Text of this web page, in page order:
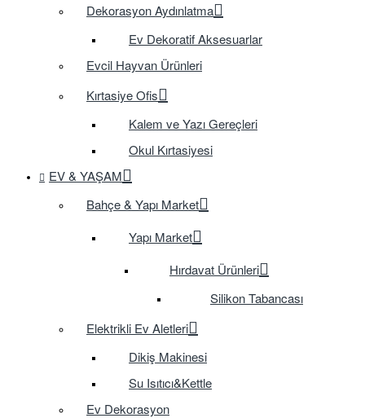
Dekorasyon Aydınlatma
Ev Dekoratif Aksesuarlar
Evcil Hayvan Ürünleri
Kırtasiye Ofis
Kalem ve Yazı Gereçleri
Okul Kırtasiyesi
EV & YAŞAM
Bahçe & Yapı Market
Yapı Market
Hırdavat Ürünleri
Silikon Tabancası
Elektrikli Ev Aletleri
Dikiş Makinesi
Su Isıtıcı&Kettle
Ev Dekorasyon